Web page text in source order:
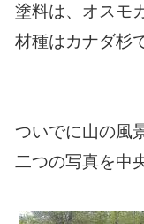
塗料は、オスモ
材種はカナダ杉
ついでに山の風
二つの写真を中